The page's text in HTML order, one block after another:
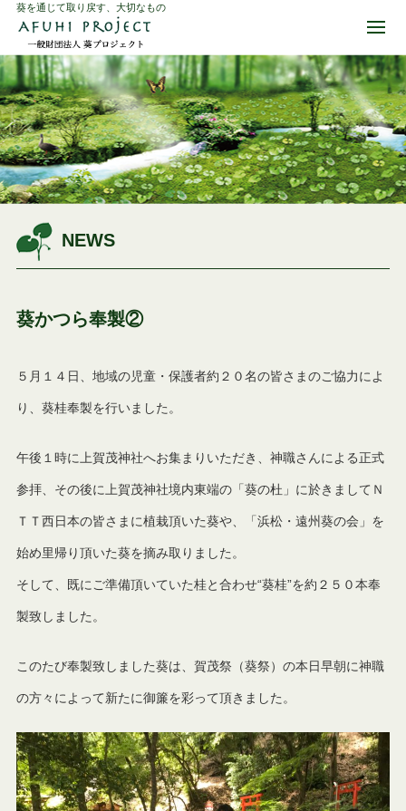
葵を通じて取り戻す、大切なもの
NEWS
葵かつら奉製②
５月１４日、地域の児童・保護者約２０名の皆さまのご協力によ
り、葵桂奉製を行いました。
午後１時に上賀茂神社へお集まりいただき、神職さんによる正式
参拝、その後に上賀茂神社境内東端の「葵の杜」に於きましてＮ
ＴＴ西日本の皆さまに植栽頂いた葵や、「浜松・遠州葵の会」を
始め里帰り頂いた葵を摘み取りました。
そして、既にご準備頂いていた桂と合わせ“葵桂”を約２５０本奉
製致しました。
このたび奉製致しました葵は、賀茂祭（葵祭）の本日早朝に神職
の方々によって新たに御簾を彩って頂きました。